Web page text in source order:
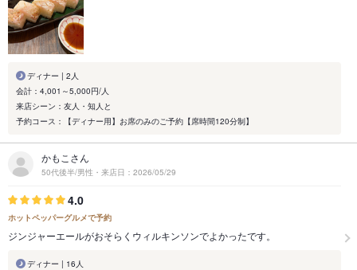
ディナー | 2人
会計：4,001～5,000円/人
来店シーン：友人・知人と
予約コース：【ディナー用】お席のみのご予約【席時間120分制】
かもこさん
50代後半/男性・来店日：2026/05/29
4.0
ホットペッパーグルメで予約
ジンジャーエールがおそらくウィルキンソンでよかったです。
ディナー | 16人